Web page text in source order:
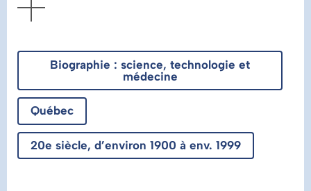
Biographie : science, technologie et
médecine
Québec
20e siècle, d’environ 1900 à env. 1999